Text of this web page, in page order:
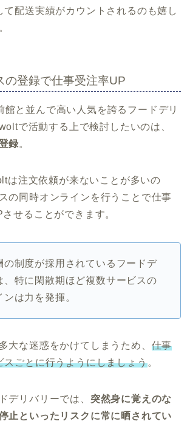
て配送実績がカウントされるのも嬉し
の登録で仕事受注率UP
と並んで高い人気を誇るフードデリ
で活動する上で検討したいのは、
録。
は注文依頼が来ないことが多いの
の同時オンラインを行うことで仕事
せることができます。
の制度が採用されているフードデ
、特に閑散期ほど複数サービスの
は力を発揮。
大な迷惑をかけてしまうため、 仕事
スごとに行うようにしましょう。
デリバリーでは、 突然身に覚えのな
止といったリスクに常に晒されてい